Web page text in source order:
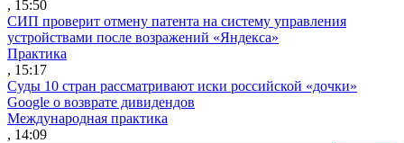
, 15:50
СИП проверит отмену патента на систему управления
устройствами после возражений «Яндекса»
Практика
, 15:17
Суды 10 стран рассматривают иски российской «дочки»
Google о возврате дивидендов
Международная практика
, 14:09